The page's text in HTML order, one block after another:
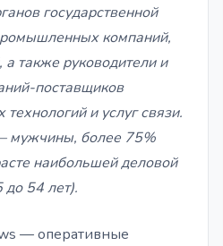
государственной
компаний,
а также руководители и
поставщиков
и услуг связи.
мужчины, более 75%
наибольшей деловой
до 54 лет).
— оперативные